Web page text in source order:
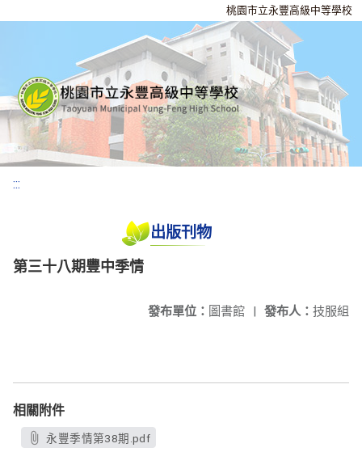
桃園市立永豐高級中等學校
:::
出版刊物
第三十八期豐中季情
發布人： 技服組
發布單位： 圖書館 |
相關附件
永豐季情第38期.pdf